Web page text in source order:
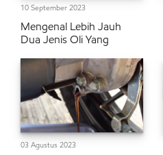
10 September 2023
Mengenal Lebih Jauh
Dua Jenis Oli Yang
03 Agustus 2023